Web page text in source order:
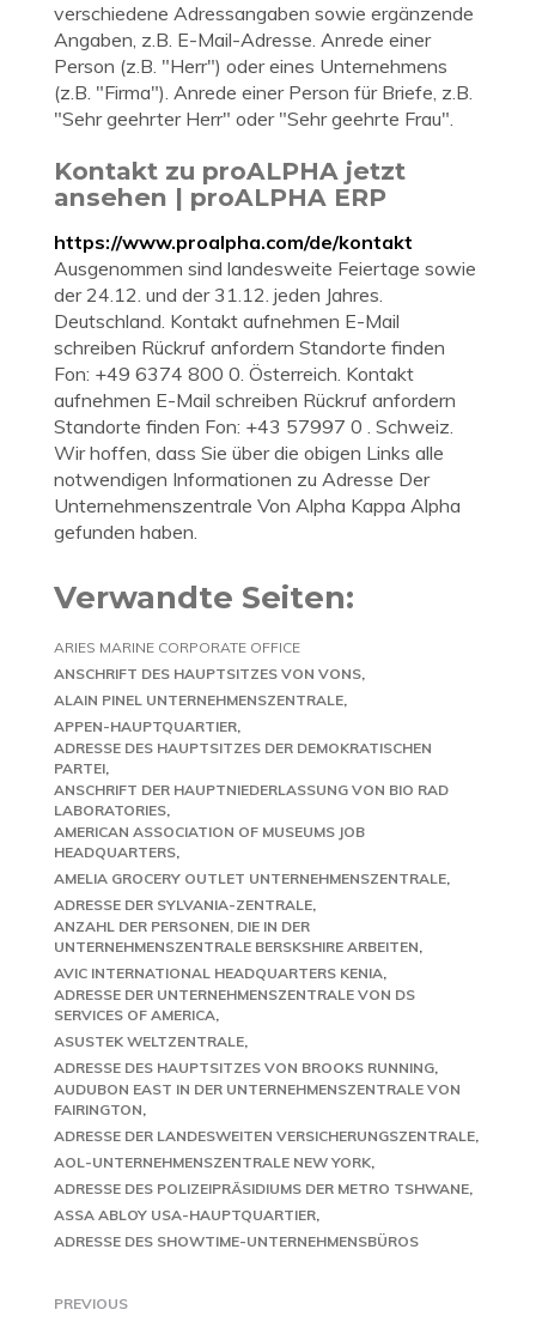
verschiedene Adressangaben sowie ergänzende
Angaben, z.B. E-Mail-Adresse. Anrede einer
Person (z.B. "Herr") oder eines Unternehmens
(z.B. "Firma"). Anrede einer Person für Briefe, z.B.
"Sehr geehrter Herr" oder "Sehr geehrte Frau".
Kontakt zu proALPHA jetzt
ansehen | proALPHA ERP
https://www.proalpha.com/de/kontakt
Ausgenommen sind landesweite Feiertage sowie
der 24.12. und der 31.12. jeden Jahres.
Deutschland. Kontakt aufnehmen E-Mail
schreiben Rückruf anfordern Standorte finden
Fon: +49 6374 800 0. Österreich. Kontakt
aufnehmen E-Mail schreiben Rückruf anfordern
Standorte finden Fon: +43 57997 0 . Schweiz.
Wir hoffen, dass Sie über die obigen Links alle
notwendigen Informationen zu Adresse Der
Unternehmenszentrale Von Alpha Kappa Alpha
gefunden haben.
Verwandte Seiten:
ARIES MARINE CORPORATE OFFICE
ANSCHRIFT DES HAUPTSITZES VON VONS
ALAIN PINEL UNTERNEHMENSZENTRALE
APPEN-HAUPTQUARTIER
ADRESSE DES HAUPTSITZES DER DEMOKRATISCHEN
PARTEI
ANSCHRIFT DER HAUPTNIEDERLASSUNG VON BIO RAD
LABORATORIES
AMERICAN ASSOCIATION OF MUSEUMS JOB
HEADQUARTERS
AMELIA GROCERY OUTLET UNTERNEHMENSZENTRALE
ADRESSE DER SYLVANIA-ZENTRALE
ANZAHL DER PERSONEN, DIE IN DER
UNTERNEHMENSZENTRALE BERSKSHIRE ARBEITEN
AVIC INTERNATIONAL HEADQUARTERS KENIA
ADRESSE DER UNTERNEHMENSZENTRALE VON DS
SERVICES OF AMERICA
ASUSTEK WELTZENTRALE
ADRESSE DES HAUPTSITZES VON BROOKS RUNNING
AUDUBON EAST IN DER UNTERNEHMENSZENTRALE VON
FAIRINGTON
ADRESSE DER LANDESWEITEN VERSICHERUNGSZENTRALE
AOL-UNTERNEHMENSZENTRALE NEW YORK
ADRESSE DES POLIZEIPRÄSIDIUMS DER METRO TSHWANE
ASSA ABLOY USA-HAUPTQUARTIER
ADRESSE DES SHOWTIME-UNTERNEHMENSBÜROS
PREVIOUS